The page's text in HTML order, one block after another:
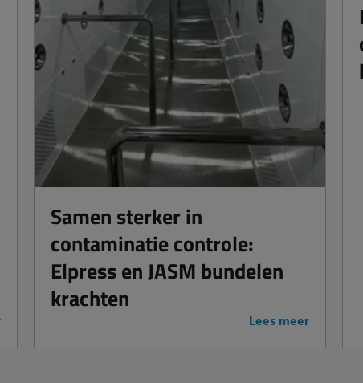
Samen sterker in
contaminatie controle:
Elpress en JASM bundelen
krachten
Lees meer